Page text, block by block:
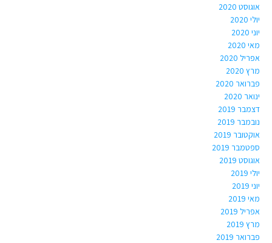
אוגוסט 2020
יולי 2020
יוני 2020
מאי 2020
אפריל 2020
מרץ 2020
פברואר 2020
ינואר 2020
דצמבר 2019
נובמבר 2019
אוקטובר 2019
ספטמבר 2019
אוגוסט 2019
יולי 2019
יוני 2019
מאי 2019
אפריל 2019
מרץ 2019
פברואר 2019